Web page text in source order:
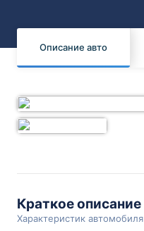
Описание авто
Краткое описание
Характеристик автомобиля